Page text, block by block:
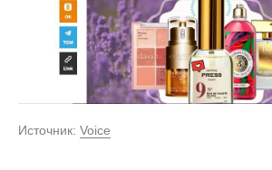
Источник: Voice